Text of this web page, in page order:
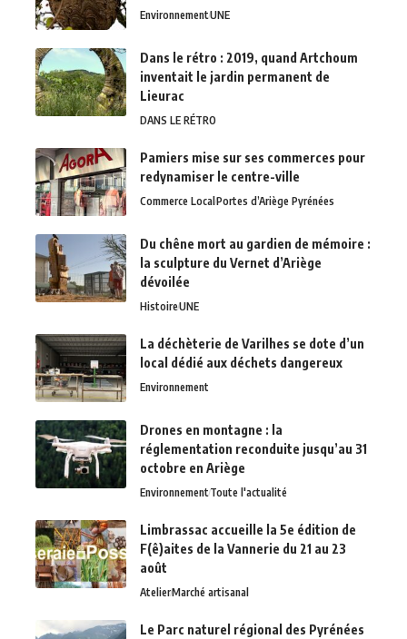
EnvironnementUNE
Dans le rétro : 2019, quand Artchoum
inventait le jardin permanent de
Lieurac
DANS LE RÉTRO
Pamiers mise sur ses commerces pour
redynamiser le centre-ville
Commerce LocalPortes d’Ariège Pyrénées
Du chêne mort au gardien de mémoire :
la sculpture du Vernet d’Ariège
dévoilée
HistoireUNE
La déchèterie de Varilhes se dote d’un
local dédié aux déchets dangereux
Environnement
Drones en montagne : la
réglementation reconduite jusqu’au 31
octobre en Ariège
EnvironnementToute l'actualité
Limbrassac accueille la 5e édition de
F(ê)aites de la Vannerie du 21 au 23
août
AtelierMarché artisanal
Le Parc naturel régional des Pyrénées